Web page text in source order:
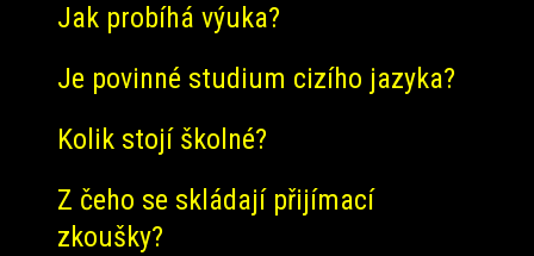
Jak probíhá výuka?
Je povinné studium cizího jazyka?
Kolik stojí školné?
Z čeho se skládají přijímací
zkoušky?